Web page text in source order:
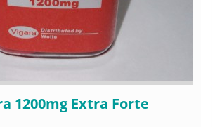
1200mg Extra Forte